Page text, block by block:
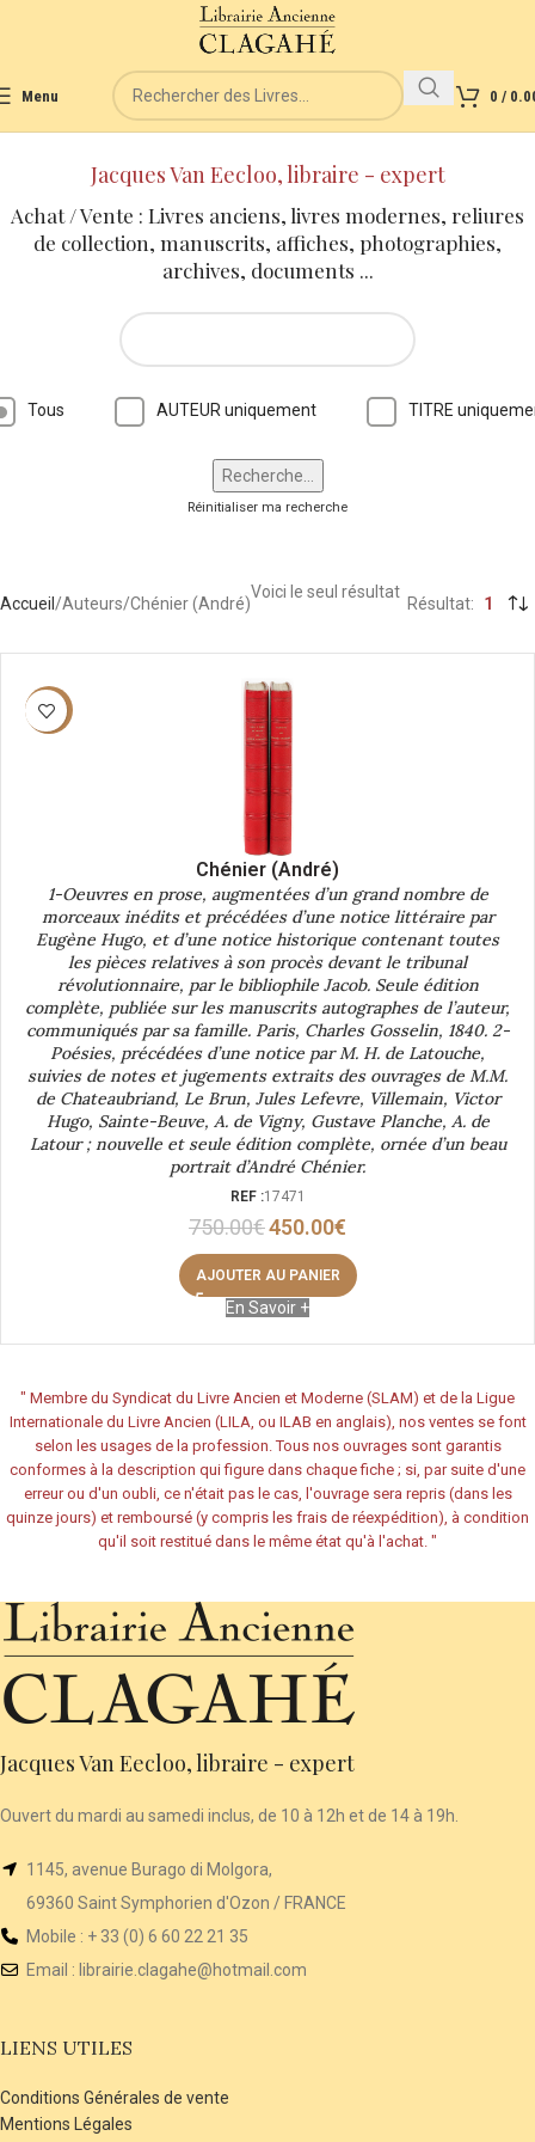
Menu 0 /
Jacques Van Eecloo, libraire - expert
Achat / Vente : Livres anciens, livres modernes, reliures
de collection, manuscrits, affiches, photographies,
archives, documents ...
Tous AUTEUR uniquement TITRE
Réinitialiser ma recherche
Accueil Auteurs Chénier (André)
Voici le seul résultat
Résultat 1
-40%
Chénier (André)
1-Oeuvres en prose, augmentées d’un grand nombre de
morceaux inédits et précédées d’une notice littéraire par
Eugène Hugo, et d’une notice historique contenant toutes
les pièces relatives à son procès devant le tribunal
révolutionnaire, par le bibliophile Jacob. Seule édition
complète, publiée sur les manuscrits autographes de l’auteur,
communiqués par sa famille. Paris, Charles Gosselin, 1840. 2-
Poésies, précédées d’une notice par M. H. de Latouche,
suivies de notes et jugements extraits des ouvrages de M.M.
de Chateaubriand, Le Brun, Jules Lefevre, Villemain, Victor
Hugo, Sainte-Beuve, A. de Vigny, Gustave Planche, A. de
Latour ; nouvelle et seule édition complète, ornée d’un beau
portrait d’André Chénier.
REF :17471
750.00€450.00€
AJOUTER AU PANIER
En Savoir +
" Membre du Syndicat du Livre Ancien et Moderne (SLAM) et de la Ligue
Internationale du Livre Ancien (LILA, ou ILAB en anglais), nos ventes se font
selon les usages de la profession. Tous nos ouvrages sont garantis
conformes à la description qui figure dans chaque fiche ; si, par suite d'une
erreur ou d'un oubli, ce n'était pas le cas, l'ouvrage sera repris (dans les
quinze jours) et remboursé (y compris les frais de réexpédition), à condition
qu'il soit restitué dans le même état qu'à l'achat. "
Jacques Van Eecloo, libraire - expert
Ouvert du mardi au samedi inclus, de 10 à 12h et de 14 à 19h.
1145, avenue Burago di Molgora,
69360 Saint Symphorien d'Ozon / FRANCE
Mobile : + 33 (0) 6 60 22 21 35
Email : librairie .clagahe@hotmail.com
LIENS UTILES
Conditions Générales de vente
Mentions Légales